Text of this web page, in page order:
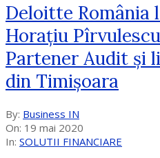
Deloitte România
Horațiu
Partener Audit și
din Timișoara
2020-
05-
19
By: Business IN
On: 19 mai 2020
In: SOLUTII FINANCIARE